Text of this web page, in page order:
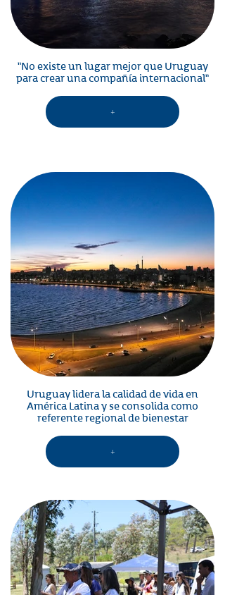
"No existe un lugar mejor que Uruguay
para crear una compañía internacional"
+
Uruguay lidera la calidad de vida en
América Latina y se consolida como
referente regional de bienestar
+